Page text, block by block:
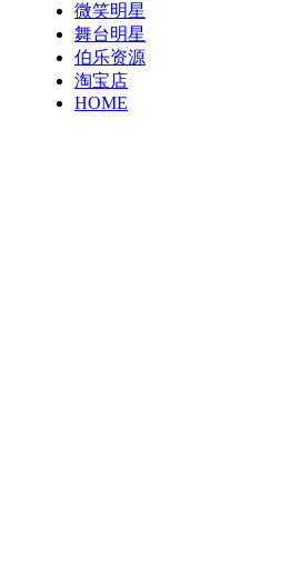
微笑明星
舞台明星
伯乐资源
淘宝店
HOME